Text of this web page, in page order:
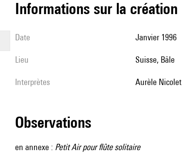
informations sur la création
date Janvier 1996
lieu Suisse, Bâle
interprètes Aurèle Nicolet.
observations
en annexe : Petit Air pour flûte solitaire